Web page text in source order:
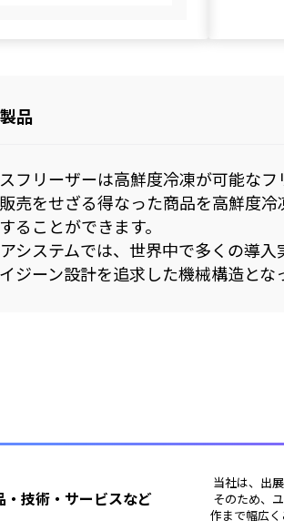
品
フリーザーは高鮮度冷凍が可能な
売をせざる得なった商品を高鮮度
ることができます。
システムでは、世界中で多くの導
ジーン設計を追求した機械構造と
・技術・サービスなど
当社は、出
作まで幅広く